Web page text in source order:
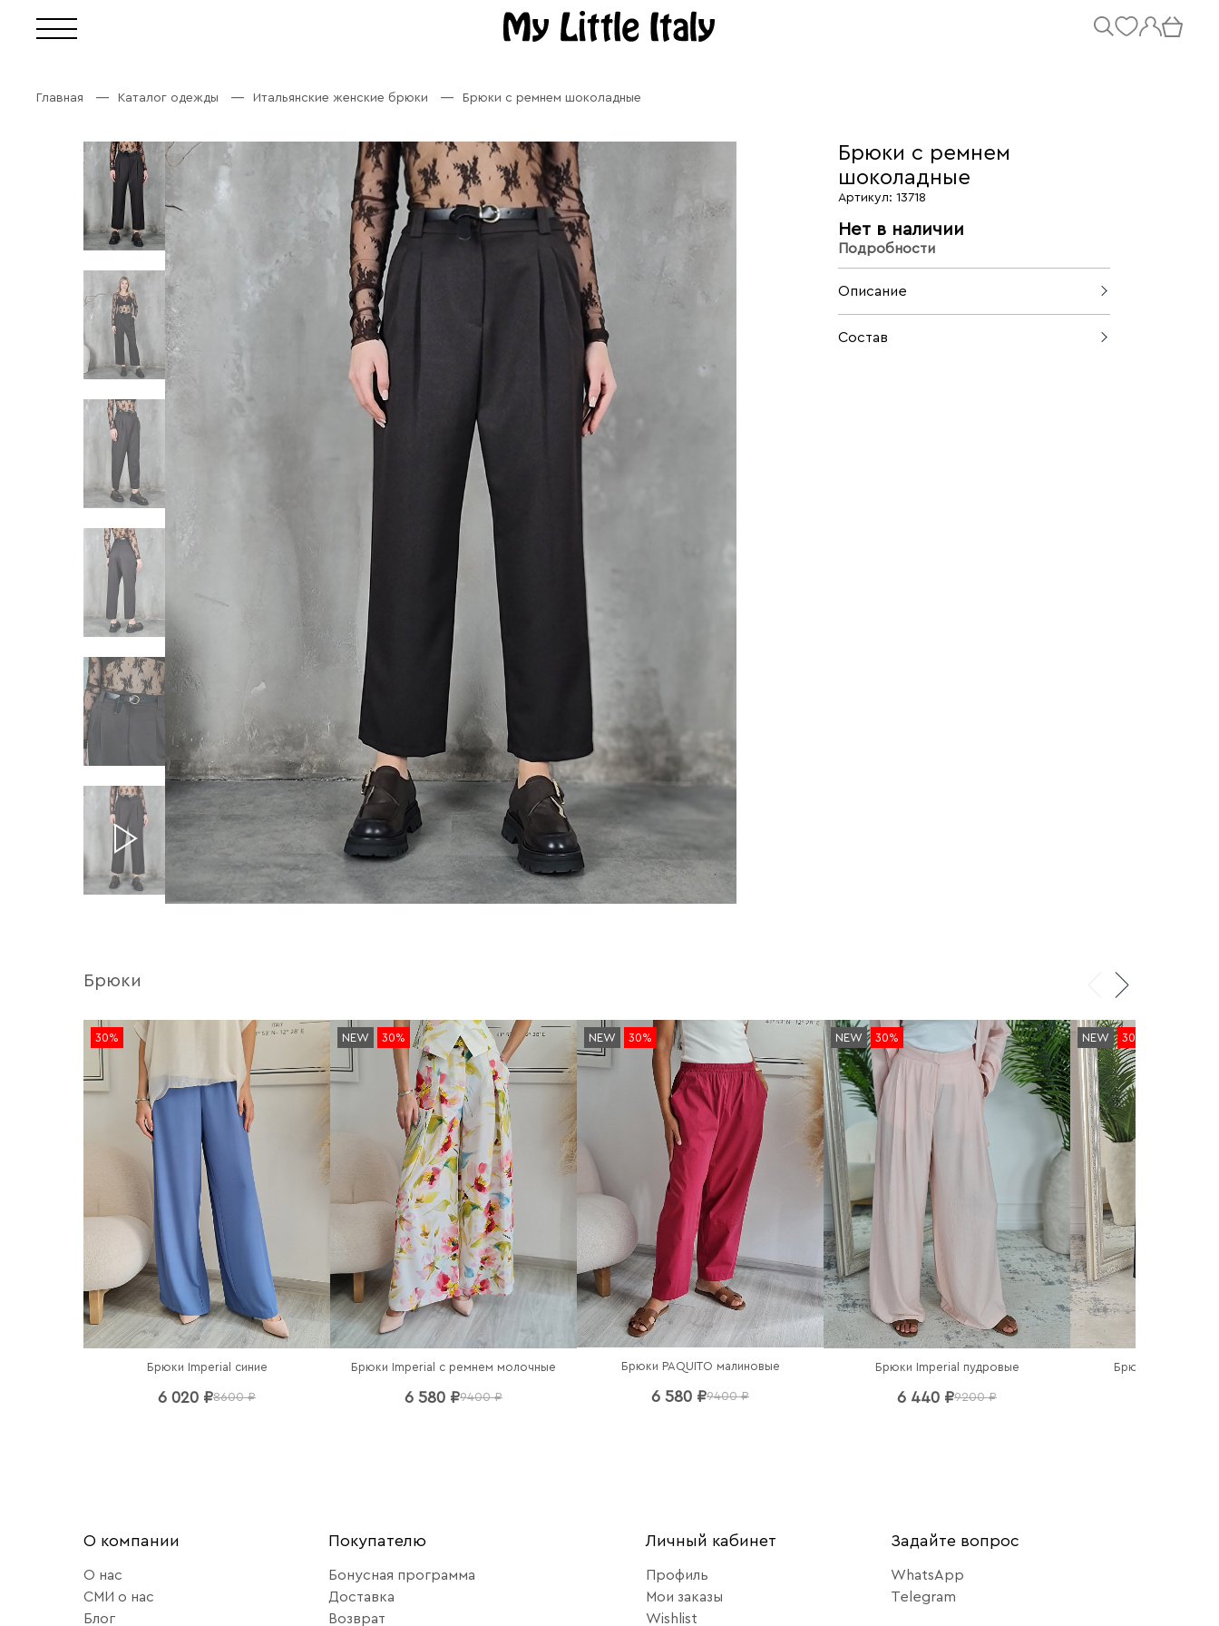
Главная Каталог одежды Итальянские женские брюки Брюки с ремнем шоколадные
Брюки с ремнем
шоколадные
Артикул: 13718
Нет в наличии
Подробности
Описание
Брюки с ремнём формируют
Состав
Брюки
30%
Брюки Imperial синие
6 020 ₽8600 ₽
NEW 30%
Брюки Imperial c ремнем молочные
6 580 ₽9400 ₽
NEW 30%
Брюки PAQUITO малиновые
6 580 ₽9400 ₽
NEW 30%
Брюки Imperial пудровые
6 440 ₽9200 ₽
NEW 30%
Брюки Imperial
О компании
О нас
СМИ о нас
Блог
Покупателю
Бонусная программа
Доставка
Возврат
Личный кабинет
Профиль
Мои заказы
Wishlist
Задайте вопрос
WhatsApp
Telegram